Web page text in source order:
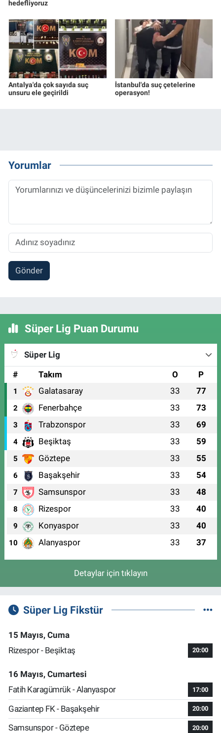
hedefliyoruz
Antalya'da çok sayıda suç
unsuru ele geçirildi
İstanbul'da suç çetelerine
operasyon!
Yorumlar
Gönder
Süper Lig Puan Durumu
Süper Lig
#
Takım O P
1 Galatasaray 33 77
2 Fenerbahçe 33 73
3 Trabzonspor 33 69
4 Beşiktaş 33 59
5 Göztepe 33 55
6 Başakşehir 33 54
7 Samsunspor 33 48
8 Rizespor 33 40
9 Konyaspor 33 40
10 Alanyaspor 33 37
Detaylar için tıklayın
Süper Lig Fikstür
15 Mayıs, Cuma
Rizespor - Beşiktaş
20:00
16 Mayıs, Cumartesi
Fatih Karagümrük - Alanyaspor
17:00
Gaziantep FK - Başakşehir 20:00
Samsunspor - Göztepe 20:00